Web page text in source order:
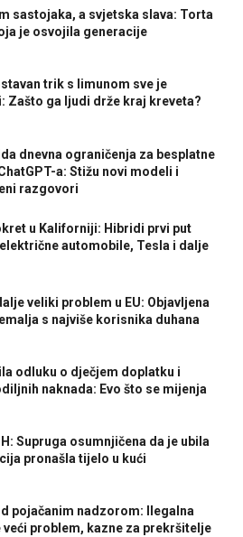
sastojaka, a svjetska slava: Torta
je osvojila generacije
trik s limunom sve je
Zašto ga ljudi drže kraj kreveta?
dnevna ograničenja za besplatne
a: Stižu novi modeli i
razgovori
u Kaliforniji: Hibridi prvi put
automobile, Tesla i dalje
veliki problem u EU: Objavljena
s najviše korisnika duhana
odluku o dječjem doplatku i
naknada: Evo što se mijenja
Supruga osumnjičena da je ubila
pronašla tijelo u kući
pojačanim nadzorom: Ilegalna
veći problem, kazne za prekršitelje